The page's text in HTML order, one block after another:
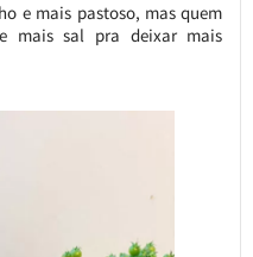
e mais pastoso, mas quem
mais sal pra deixar mais